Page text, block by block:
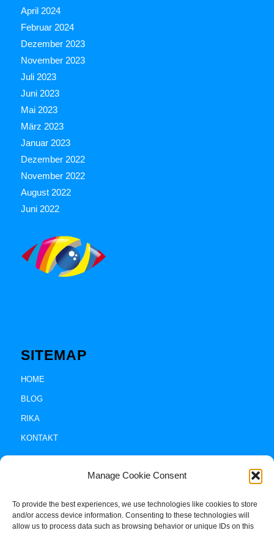
Manage Cookie Consent
To provide the best experiences, we use technologies like cookies to store
and/or access device information. Consenting to these technologies will
allow us to process data such as browsing behavior or unique IDs on this
April 2024
Februar 2024
Dezember 2023
November 2023
Juli 2023
Juni 2023
Mai 2023
März 2023
Januar 2023
Dezember 2022
November 2022
August 2022
Juni 2022
SITEMAP
HOME
BLOG
RIKA
KONTAKT